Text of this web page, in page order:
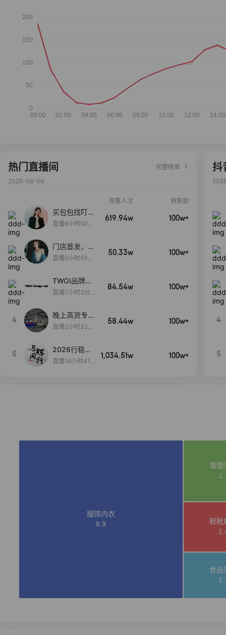
热门直播间
完整榜单
2026-08-06
观看人次 销售额
买包包找叮
当,一折购！
直播6小时50分
619.94w 100w+
门店首发，秋
款大上新！！
直播5小时59分
50.33w 100w+
TWOI品牌直
播间新款上
直播7小时3分5
84.54w 100w+
4
晚上高货专场
大放漏
直播2小时32分
58.44w 100w+
5
2026行稳致
远
直播16小时41
1,034.51w 100w+
抖
4
5